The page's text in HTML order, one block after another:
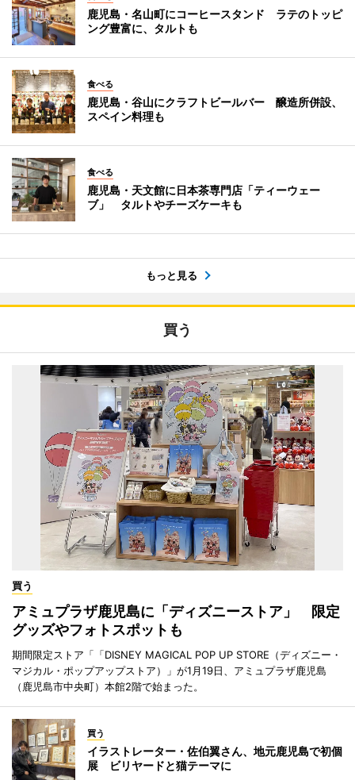
鹿児島・名山町にコーヒースタンド ラテのトッピ
ング豊富に、タルトも
食べる
鹿児島・谷山にクラフトビールバー 醸造所併設、
スペイン料理も
食べる
鹿児島・天文館に日本茶専門店「ティーウェー
ブ」 タルトやチーズケーキも
もっと見る
買う
買う
アミュプラザ鹿児島に「ディズニーストア」 限定
グッズやフォトスポットも
期間限定ストア「「DISNEY MAGICAL POP UP STORE（ディズニー・
マジカル・ポップアップストア）」が1月19日、アミュプラザ鹿児島
（鹿児島市中央町）本館2階で始まった。
買う
イラストレーター・佐伯翼さん、地元鹿児島で初個
展 ビリヤードと猫テーマに